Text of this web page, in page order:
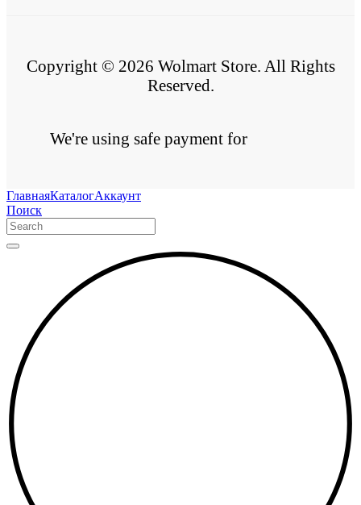
Copyright © 2026 Wolmart Store. All Rights
Reserved.
We're using safe payment for
ГлавнаяКаталогАккаунт
Поиск